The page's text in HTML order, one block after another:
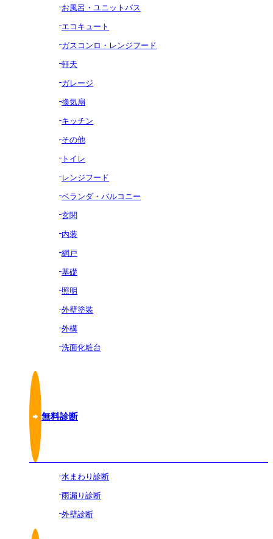
お風呂・ユニットバス
エコキュート
ガスコンロ・レンジフード
軒天
ガレージ
換気扇
キッチン
その他
トイレ
レンジフード
ベランダ・バルコニー
玄関
内装
網戸
基礎
照明
外壁塗装
外構
洗面化粧台
無料診断
水まわり診断
雨漏り診断
外壁診断